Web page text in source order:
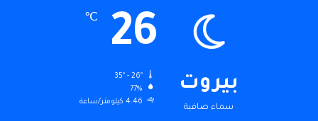
بيروت
سماء صافية
26
℃
77%
4.46 كيلومتر/ساعة